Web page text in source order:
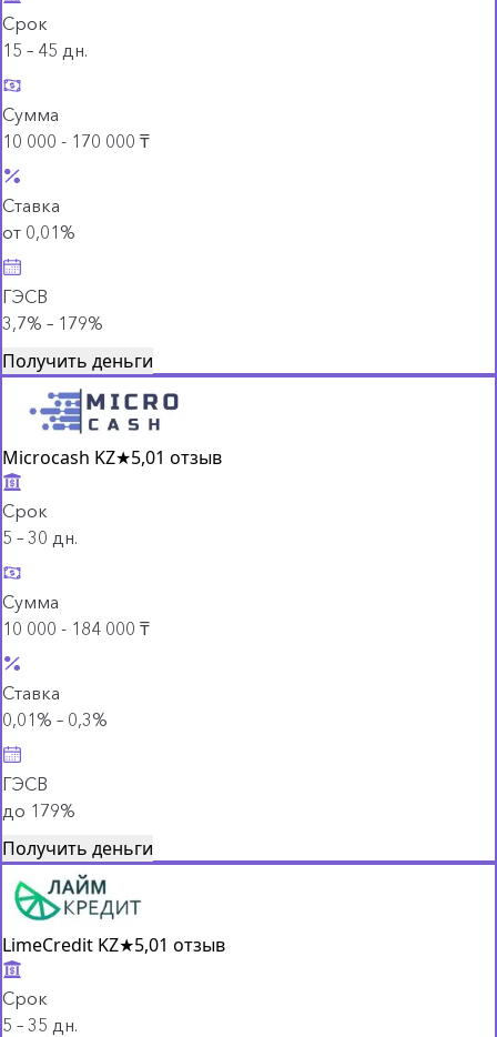
Срок
15 – 45 дн.
Сумма
10 000 - 170 000 ₸
Ставка
от 0,01%
ГЭСВ
3,7% – 179%
Получить деньги
Microcash KZ★5,01 отзыв
Срок
5 – 30 дн.
Сумма
10 000 - 184 000 ₸
Ставка
0,01% – 0,3%
ГЭСВ
до 179%
Получить деньги
LimeCredit KZ★5,01 отзыв
Срок
5 – 35 дн.